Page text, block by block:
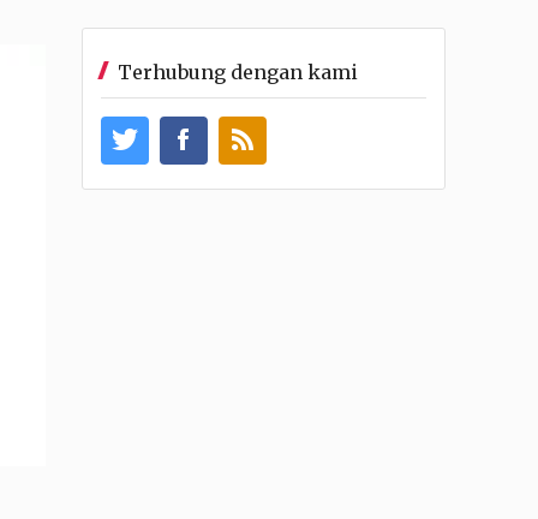
Terhubung dengan kami